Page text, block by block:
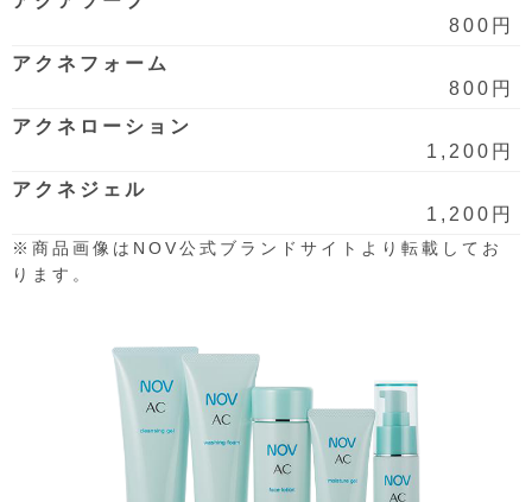
800円
アクネフォーム
800円
アクネローション
1,200円
アクネジェル
1,200円
※商品画像はNOV公式ブランドサイトより転載してお
ります。